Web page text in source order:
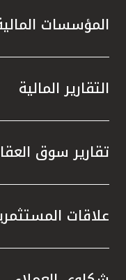
المؤسسات
التقارير المالية
تقارير سوق
علاقات